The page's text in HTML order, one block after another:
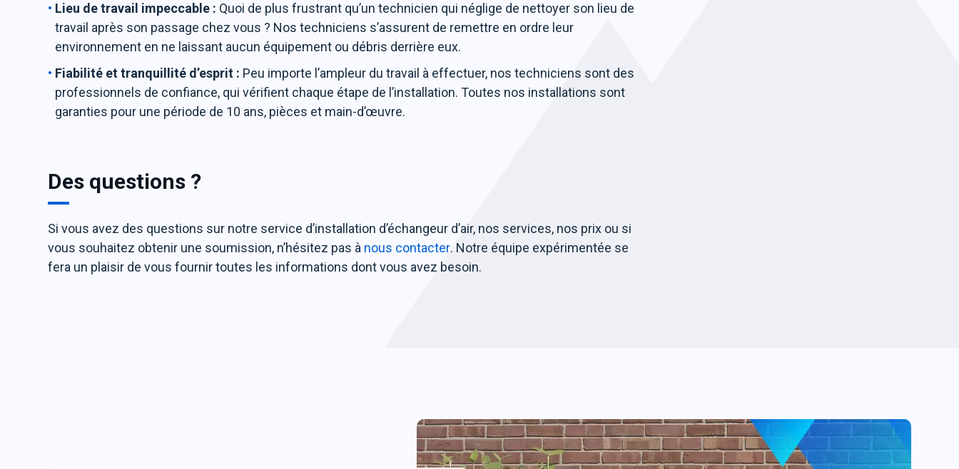
Lieu de travail impeccable : Quoi de plus frustrant qu’un technicien qui néglige de nettoyer son lieu de
travail après son passage chez vous ? Nos techniciens s’assurent de remettre en ordre leur
environnement en ne laissant aucun équipement ou débris derrière eux.
Fiabilité et tranquillité d’esprit : Peu importe l’ampleur du travail à effectuer, nos techniciens sont des
professionnels de confiance, qui vérifient chaque étape de l’installation. Toutes nos installations sont
garanties pour une période de 10 ans, pièces et main-d’œuvre.
Des questions ?
Si vous avez des questions sur notre service d’installation d’échangeur d’air, nos services, nos prix ou si
vous souhaitez obtenir une soumission, n’hésitez pas à nous contacter. Notre équipe expérimentée se
fera un plaisir de vous fournir toutes les informations dont vous avez besoin.